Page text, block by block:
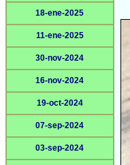
18-ene-2025
11-ene-2025
30-nov-2024
16-nov-2024
19-oct-2024
07-sep-2024
03-sep-2024